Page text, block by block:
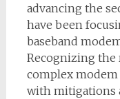
advancing the
have been
baseband
Recognizing the
complex
with mitigations